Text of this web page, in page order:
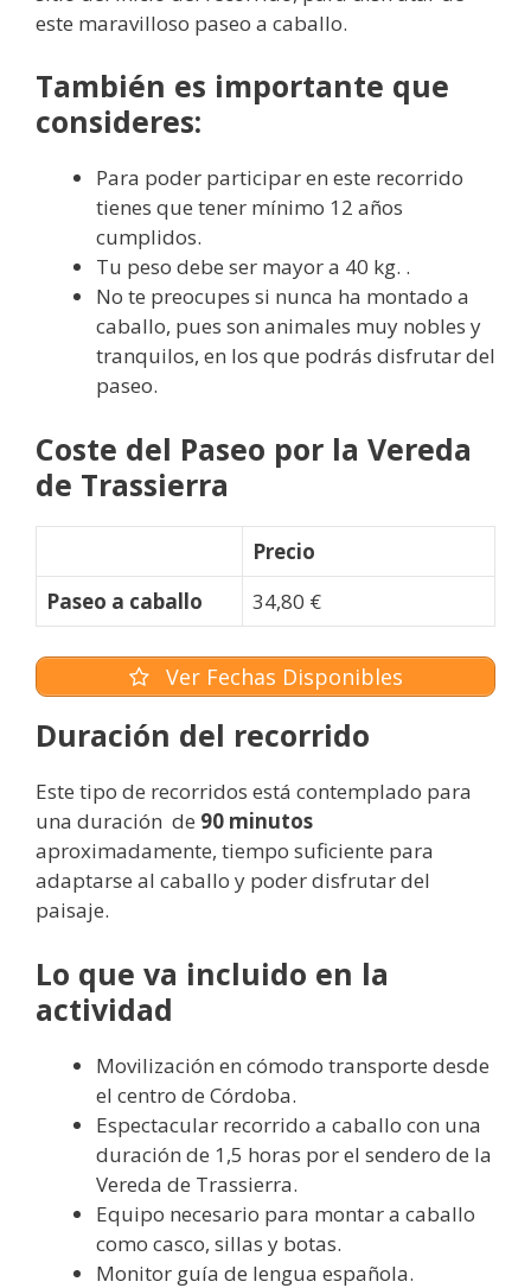
este maravilloso paseo a caballo.
También es importante que
consideres:
Para poder participar en este recorrido
tienes que tener mínimo 12 años
cumplidos.
Tu peso debe ser mayor a 40 kg. .
No te preocupes si nunca ha montado a
caballo, pues son animales muy nobles y
tranquilos, en los que podrás disfrutar del
paseo.
Coste del Paseo por la Vereda
de Trassierra
Precio
Paseo a caballo
34,80 €
Ver Fechas Disponibles
Duración del recorrido
Este tipo de recorridos está contemplado para
una duración de 90 minutos
aproximadamente, tiempo suficiente para
adaptarse al caballo y poder disfrutar del
paisaje.
Lo que va incluido en la
actividad
Movilización en cómodo transporte desde
el centro de Córdoba.
Espectacular recorrido a caballo con una
duración de 1,5 horas por el sendero de la
Vereda de Trassierra.
Equipo necesario para montar a caballo
como casco, sillas y botas.
Monitor guía de lengua española.